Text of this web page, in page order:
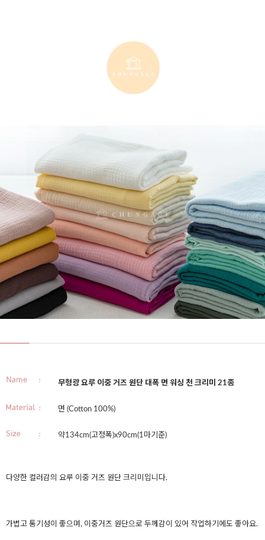
무형광 요루 이중 거즈 원단 대폭 면 워싱 천 크리미 21종
면 (Cotton 100%)
약134cm(고정폭)x90cm(1마기준)
다양한 컬러감의 요루 이중 거즈 원단 크리미입니다.
가볍고 통기성이 좋으며, 이중거즈 원단으로 두께감이 있어 작업하기에도 좋아요.